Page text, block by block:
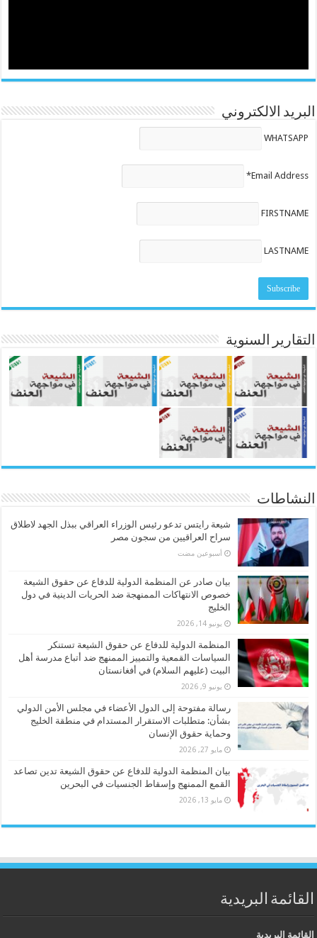
البريد الالكتروني
WHATSAPP
Email Address*
FIRSTNAME
LASTNAME
التقارير السنوية
النشاطات
شيعة رايتس تدعو رئيس الوزراء العراقي ببذل الجهد لاطلاق
سراح العراقيين من سجون مصر
‏أسبوعين مضت
بيان صادر عن المنظمة الدولية للدفاع عن حقوق الشيعة
خصوص الانتهاكات الممنهجة ضد الحريات الدينية في دول
الخليج
يونيو 14, 2026
المنظمة الدولية للدفاع عن حقوق الشيعة تستنكر
السياسات القمعية والتمييز الممنهج ضد أتباع مدرسة أهل
البيت (عليهم السلام) في أفغانستان
يونيو 9, 2026
رسالة مفتوحة إلى الدول الأعضاء في مجلس الأمن الدولي
بشأن: متطلبات الاستقرار المستدام في منطقة الخليج
وحماية حقوق الإنسان
مايو 27, 2026
بيان المنظمة الدولية للدفاع عن حقوق الشيعة تدين تصاعد
القمع الممنهج وإسقاط الجنسيات في البحرين
مايو 13, 2026
القائمة البريدية
القائمة البريدية